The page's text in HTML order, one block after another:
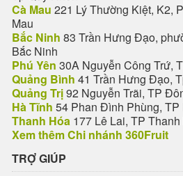
Cà Mau 221 Lý Thường Kiệt, K2,
Mau
Bắc Ninh 83 Trần Hưng Đạo,
Bắc Ninh
Phú Yên 30A Nguyễn Công Trứ,
Quảng Bình 41 Trần Hưng Đạo,
Quảng Trị92 Nguyễn Trãi, TP
Hà Tĩnh 54 Phan Đình Phùng, TP
Thanh Hóa 177 Lê Lai, TP
Xem thêm Chi nhánh 360Fruit
TRỢ GIÚP